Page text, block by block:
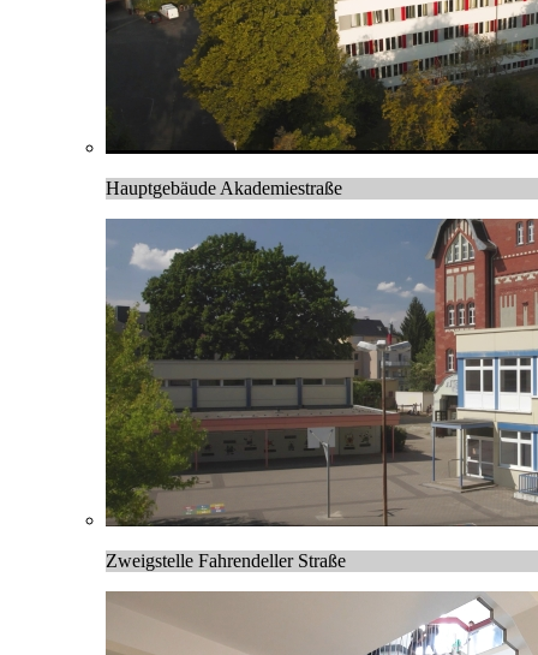
Hauptgebäude Akademiestraße
Zweigstelle Fahrendeller Straße